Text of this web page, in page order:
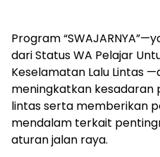
Program
dari Status WA Pelajar
Keselamatan Lalu Lintas
meningkatkan kesadaran
lintas serta memberikan
mendalam terkait
aturan jalan raya.